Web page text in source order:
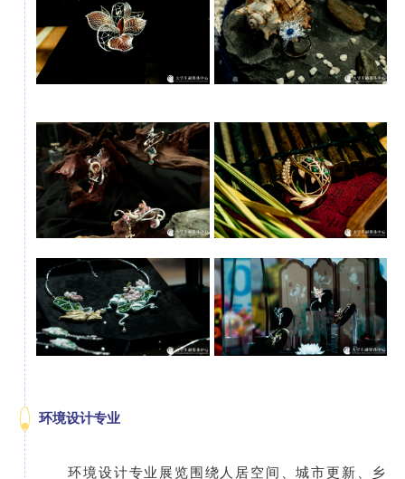
环境设计专业
环境设计专业展览围绕人居空间、城市更新、乡